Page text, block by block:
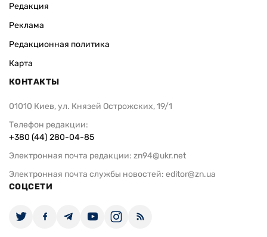
Редакция
Реклама
Редакционная политика
Карта
КОНТАКТЫ
01010 Киев, ул. Князей Острожских, 19/1
Телефон редакции:
+380 (44) 280-04-85
Электронная почта редакции: zn94@ukr.net
Электронная почта службы новостей: editor@zn.ua
СОЦСЕТИ